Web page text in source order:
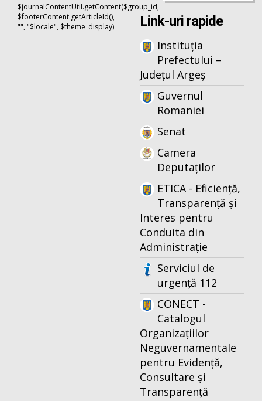
$journalContentUtil.getContent($group_id,
$footerContent.getArticleId(),
"", "$locale", $theme_display)
Link-uri rapide
Instituția
Prefectului –
Județul Argeș
Guvernul
Romaniei
Senat
Camera
Deputaților
ETICA - Eficiență,
Transparență și
Interes pentru
Conduita din
Administrație
Serviciul de
urgență 112
CONECT -
Catalogul
Organizațiilor
Neguvernamentale
pentru Evidență,
Consultare și
Transparență